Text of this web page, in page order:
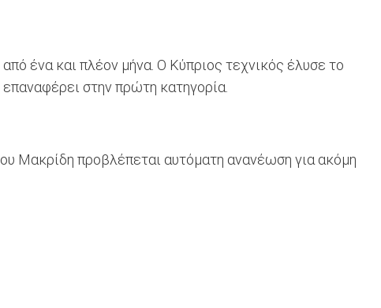
ένα και πλέον μήνα. Ο Κύπριος τεχνικός έλυσε το
στην πρώτη κατηγορία.
Μακρίδη προβλέπεται αυτόματη ανανέωση για ακόμη